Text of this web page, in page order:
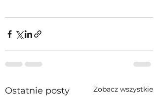
Ostatnie posty Zobacz wszystkie